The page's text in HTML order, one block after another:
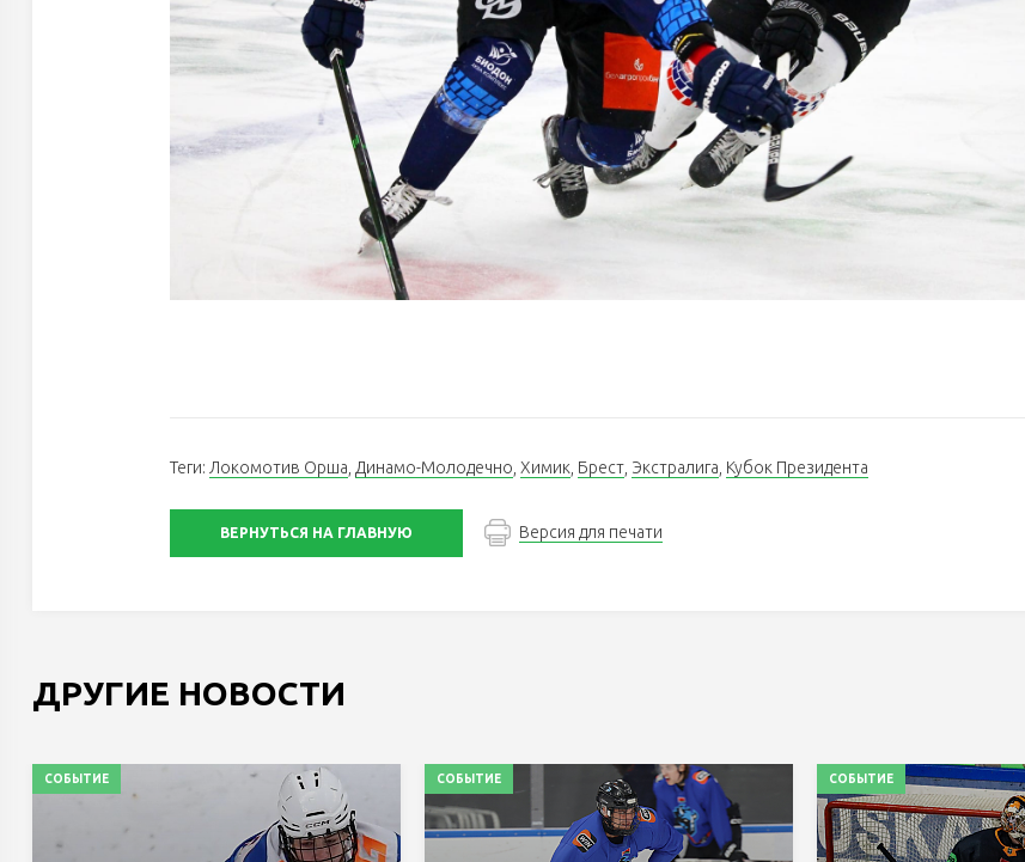
Теги: Локомотив Орша, Динамо-Молодечно, Химик, Брест, Экстралига, Кубок Президента
ВЕРНУТЬСЯ НА ГЛАВНУЮ Версия для печати
ДРУГИЕ НОВОСТИ
СОБЫТИЕ СОБЫТИЕ СОБЫТИЕ